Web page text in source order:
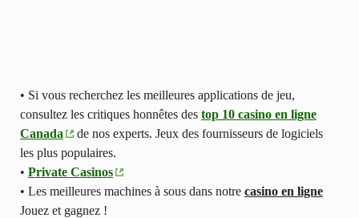
• Si vous recherchez les meilleures applications de jeu,
consultez les critiques honnêtes des top 10 casino en ligne
Canada
de nos experts. Jeux des fournisseurs de logiciels
les plus populaires.
• Private Casinos
• Les meilleures machines à sous dans notre casino en ligne
Jouez et gagnez !